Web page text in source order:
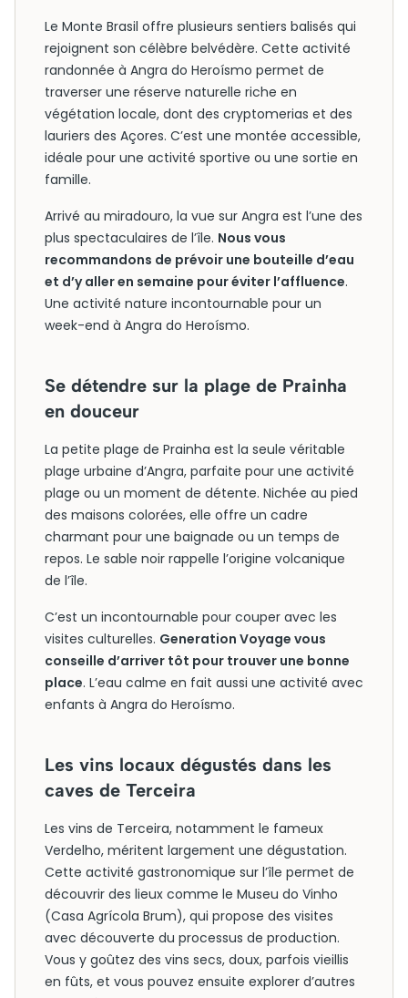
Le Monte Brasil offre plusieurs sentiers balisés qui
rejoignent son célèbre belvédère. Cette activité
randonnée à Angra do Heroísmo permet de
traverser une réserve naturelle riche en
végétation locale, dont des cryptomerias et des
lauriers des Açores. C’est une montée accessible,
idéale pour une activité sportive ou une sortie en
famille.
Arrivé au miradouro, la vue sur Angra est l’une des
plus spectaculaires de l’île. Nous vous
recommandons de prévoir une bouteille d’eau
et d’y aller en semaine pour éviter l’affluence.
Une activité nature incontournable pour un
week-end à Angra do Heroísmo.
Se détendre sur la plage de Prainha
en douceur
La petite plage de Prainha est la seule véritable
plage urbaine d’Angra, parfaite pour une activité
plage ou un moment de détente. Nichée au pied
des maisons colorées, elle offre un cadre
charmant pour une baignade ou un temps de
repos. Le sable noir rappelle l’origine volcanique
de l’île.
C’est un incontournable pour couper avec les
visites culturelles. Generation Voyage vous
conseille d’arriver tôt pour trouver une bonne
place. L’eau calme en fait aussi une activité avec
enfants à Angra do Heroísmo.
Les vins locaux dégustés dans les
caves de Terceira
Les vins de Terceira, notamment le fameux
Verdelho, méritent largement une dégustation.
Cette activité gastronomique sur l’île permet de
découvrir des lieux comme le Museu do Vinho
(Casa Agrícola Brum), qui propose des visites
avec découverte du processus de production.
Vous y goûtez des vins secs, doux, parfois vieillis
en fûts, et vous pouvez ensuite explorer d’autres